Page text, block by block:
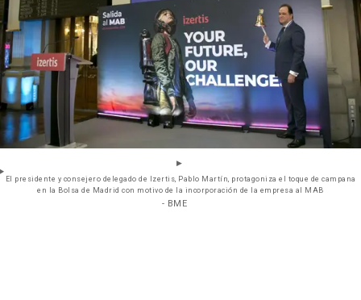
El presidente y consejero delegado de Izertis, Pablo Martín, protagoniza el toque de campana
en la Bolsa de Madrid con motivo de la incorporación de la empresa al MAB
- BME